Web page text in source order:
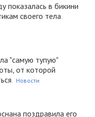
показалась в бикини
своего тела
"самую тупую"
от которой
Новости
поздравила его